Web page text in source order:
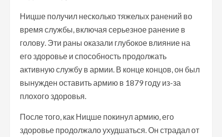
Ницше получил несколько тяжелых ранений во
время службы, включая серьезное ранение в
голову. Эти раны оказали глубокое влияние на
его здоровье и способность продолжать
активную службу в армии. В конце концов, он был
вынужден оставить армию в 1879 году из-за
плохого здоровья.
После того, как Ницше покинул армию, его
здоровье продолжало ухудшаться. Он страдал от